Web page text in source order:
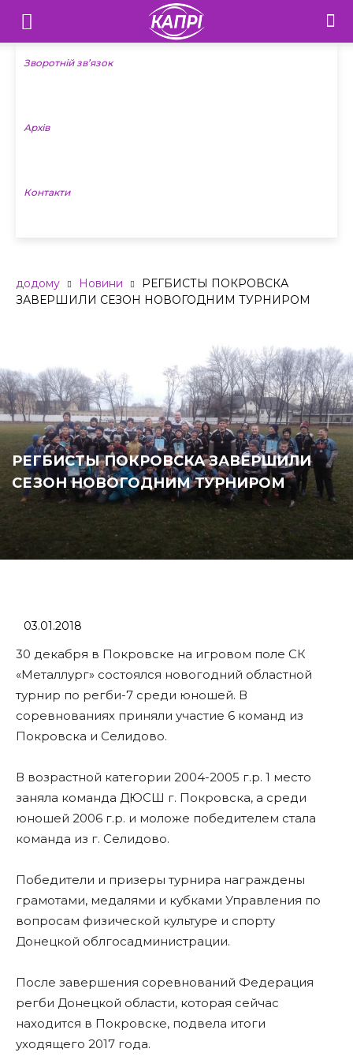
Телебачення
«Капрі»
Новини
Зворотній зв’язок
Архів
Контакти
додому Новини
РЕГБИСТЫ ПОКРОВСКА
ЗАВЕРШИЛИ СЕЗОН НОВОГОДНИМ ТУРНИРОМ
РЕГБИСТЫ ПОКРОВСКА ЗАВЕРШИЛИ
СЕЗОН НОВОГОДНИМ ТУРНИРОМ
03.01.2018
30 декабря в Покровске на игровом поле СК
«Металлург» состоялся новогодний областной
турнир по регби-7 среди юношей. В
соревнованиях приняли участие 6 команд из
Покровска и Селидово.
В возрастной категории 2004-2005 г.р. 1 место
заняла команда ДЮСШ г. Покровска, а среди
юношей 2006 г.р. и моложе победителем стала
команда из г. Селидово.
Победители и призеры турнира награждены
грамотами, медалями и кубками Управления по
вопросам физической культуре и спорту
Донецкой облгосадминистрации.
После завершения соревнований Федерация
регби Донецкой области, которая сейчас
находится в Покровске, подвела итоги
уходящего 2017 года.